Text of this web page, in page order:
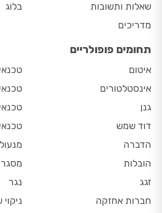
שאלות ותשובות
מדריכים
בלוג
תחומים פופולריים
איטום
אינסטלטורים
גנן
דוד שמש
הדברה
הובלות
זגג
חברות אחזקה
נגר